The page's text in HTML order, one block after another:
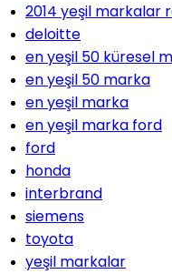
2014 yeşil markalar
deloitte
en yeşil 50 küresel
en yeşil 50 marka
en yeşil marka
en yeşil marka ford
ford
honda
interbrand
siemens
toyota
yeşil markalar